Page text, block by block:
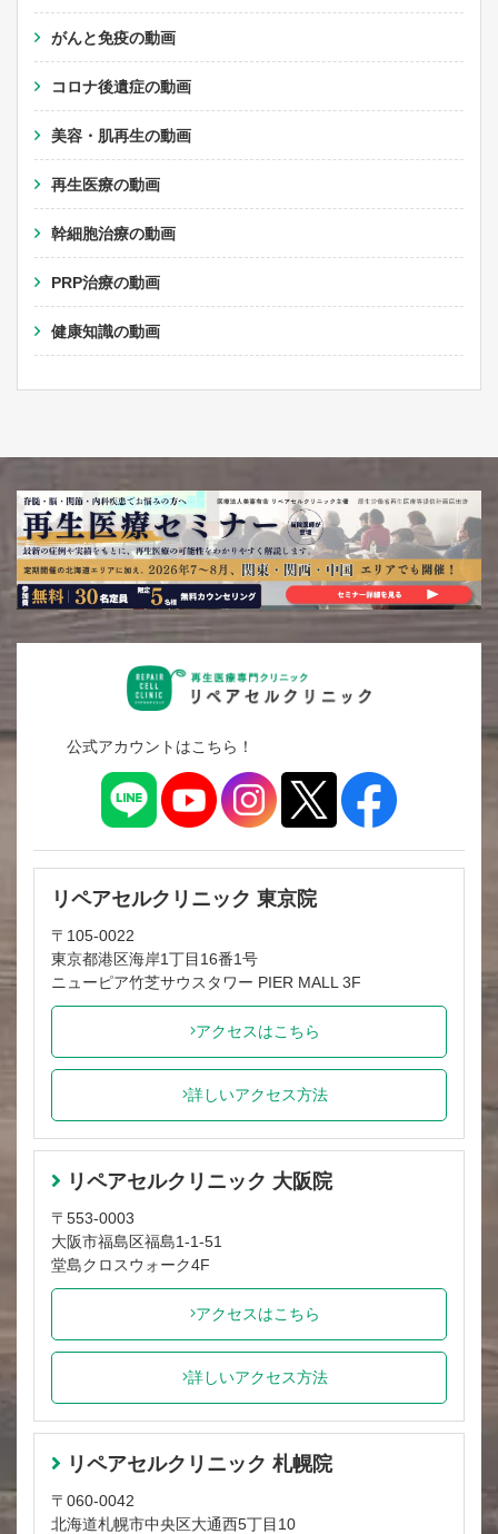
がんと免疫の動画
コロナ後遺症の動画
美容・肌再生の動画
再生医療の動画
幹細胞治療の動画
PRP治療の動画
健康知識の動画
公式アカウントはこちら！
リペアセルクリニック 東京院
〒105-0022
東京都港区海岸1丁目16番1号
ニューピア竹芝サウスタワー PIER MALL 3F
アクセスはこちら
詳しいアクセス方法
リペアセルクリニック 大阪院
〒553-0003
大阪市福島区福島1-1-51
堂島クロスウォーク4F
アクセスはこちら
詳しいアクセス方法
リペアセルクリニック 札幌院
〒060-0042
北海道札幌市中央区大通西5丁目10